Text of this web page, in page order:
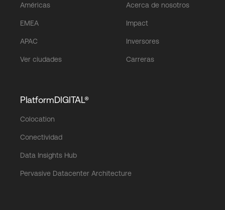
Américas
EMEA
APAC
Ver ciudades
Acerca de nosotros
Impact
Inversores
Carreras
PlatformDIGITAL®
Colocation
Conectividad
Data Insights Hub
Pervasive Datacenter Architecture